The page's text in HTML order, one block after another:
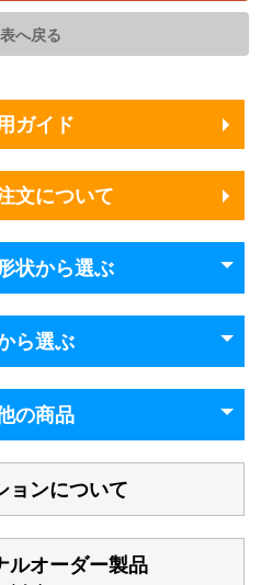
へ戻る
ガイド
文について
状から選ぶ
ら選ぶ
の商品
ョンについて
ルオーダー製品